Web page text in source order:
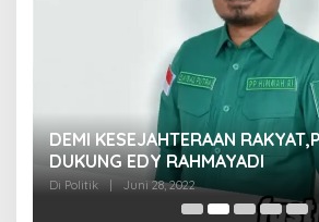
DEMI KESEJAHTERAAN
DUKUNG EDY RAHMAYADI
Di Politik | Juni 28, 2022